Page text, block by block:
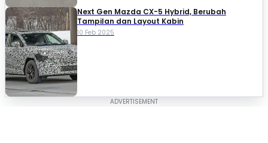
Next Gen Mazda CX-5 Hybrid, Berubah
Tampilan dan Layout Kabin
10 Feb 2025